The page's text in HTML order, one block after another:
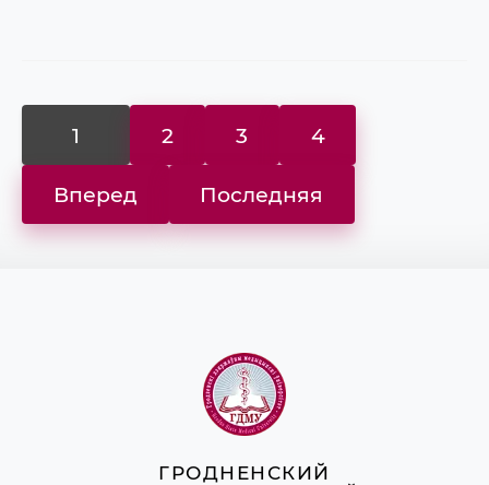
1 2 3 4
Вперед Последняя
ГРОДНЕНСКИЙ